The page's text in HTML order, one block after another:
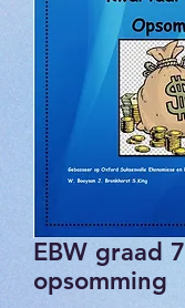
EBW graad 7
opsomming